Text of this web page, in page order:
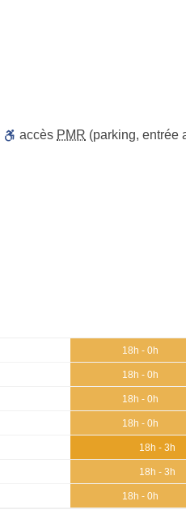
accès PMR (parking, entrée
18h - 0h
18h - 0h
18h - 0h
18h - 0h
18h - 3h
18h - 3h
18h - 0h